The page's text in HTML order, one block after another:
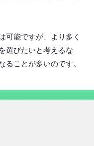
可能ですが、より多く
選びたいと考えるな
ることが多いのです。